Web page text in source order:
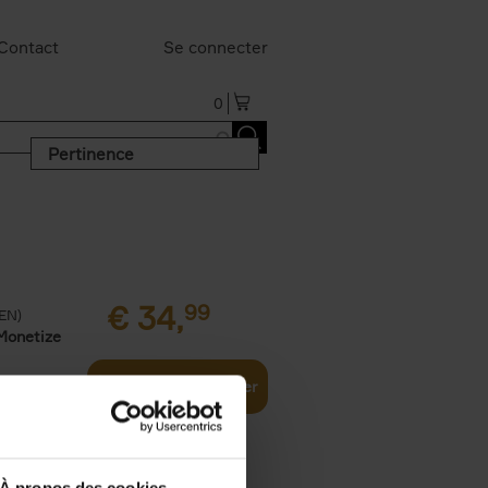
Se connecter
0
Pertinence
€ 34,99
Ajouter au panier